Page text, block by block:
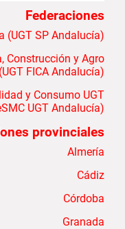
Federaciones
(UGT SP Andalucía)
Construcción y Agro
FICA Andalucía)
y Consumo UGT
UGT Andalucía)
provinciales
Almería
Cádiz
Córdoba
Granada